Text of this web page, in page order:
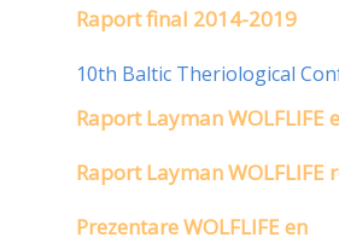
Raport final 2014-2019
10th Baltic Theriological
Raport Layman WOLFLIFE
Raport Layman WOLFLIFE
Prezentare WOLFLIFE en